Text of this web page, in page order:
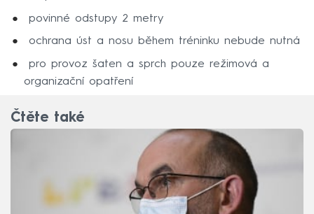
povinné odstupy 2 metry
ochrana úst a nosu během tréninku nebude nutná
pro provoz šaten a sprch pouze režimová a
organizační opatření
Čtěte také